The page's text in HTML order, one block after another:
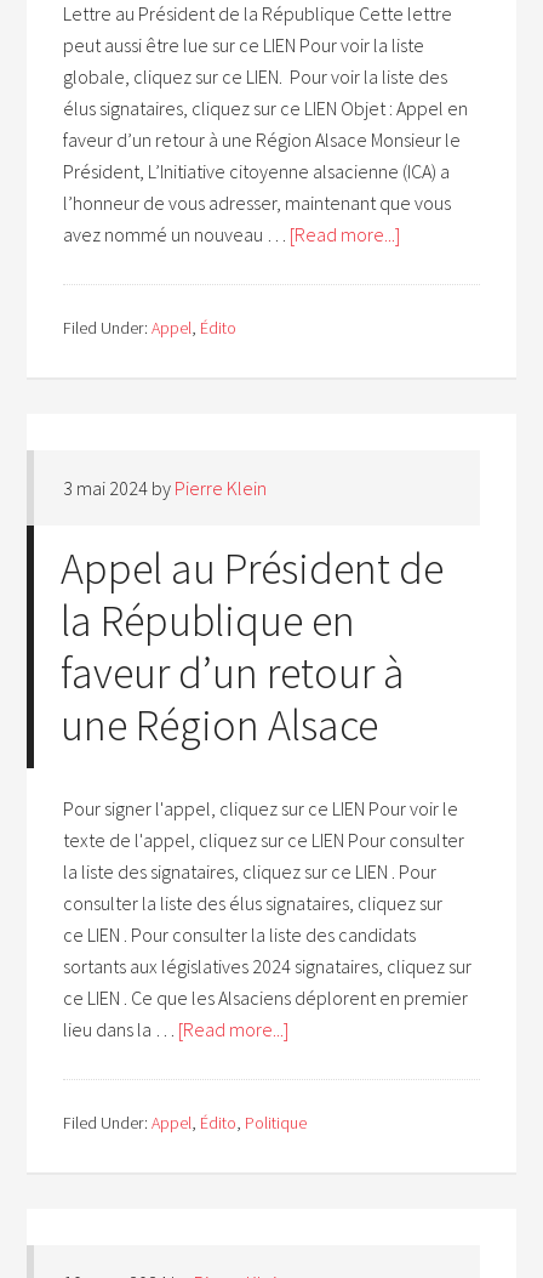
Lettre au Président de la République Cette lettre
peut aussi être lue sur ce LIEN Pour voir la liste
globale, cliquez sur ce LIEN. Pour voir la liste des
élus signataires, cliquez sur ce LIEN Objet : Appel en
faveur d’un retour à une Région Alsace Monsieur le
Président, L’Initiative citoyenne alsacienne (ICA) a
l’honneur de vous adresser, maintenant que vous
avez nommé un nouveau … [Read more...]
Filed Under:Appel, Édito
3 mai 2024 by Pierre Klein
Appel au Président de
la République en
faveur d’un retour à
une Région Alsace
Pour signer l'appel, cliquez sur ce LIEN Pour voir le
texte de l'appel, cliquez sur ce LIEN Pour consulter
la liste des signataires, cliquez sur ce LIEN . Pour
consulter la liste des élus signataires, cliquez sur
ce LIEN . Pour consulter la liste des candidats
sortants aux législatives 2024 signataires, cliquez sur
ce LIEN . Ce que les Alsaciens déplorent en premier
lieu dans la … [Read more...]
Filed Under:Appel, Édito, Politique